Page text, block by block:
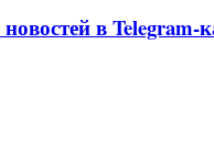
в Telegram-